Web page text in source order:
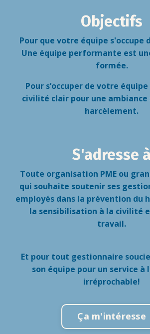
Objectifs
Pour que votre équipe s'occupe
Une équipe performante est
formée.
Pour s’occuper de votre équipe
civilité clair pour une ambiance
harcèlement.
S'adresse à
Toute organisation PME ou
qui souhaite soutenir ses
employés dans la prévention du
la sensibilisation à la civilité
travail.
Et pour tout gestionnaire
son équipe pour un service à
irréprochable!
Ça m'intéresse